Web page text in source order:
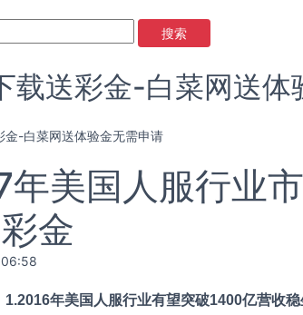
搜索
载送彩金-白菜网送体
金-白菜网送体验金无需申请
年美国人服行业
金
年美国人服行业有望突破1400亿营收稳